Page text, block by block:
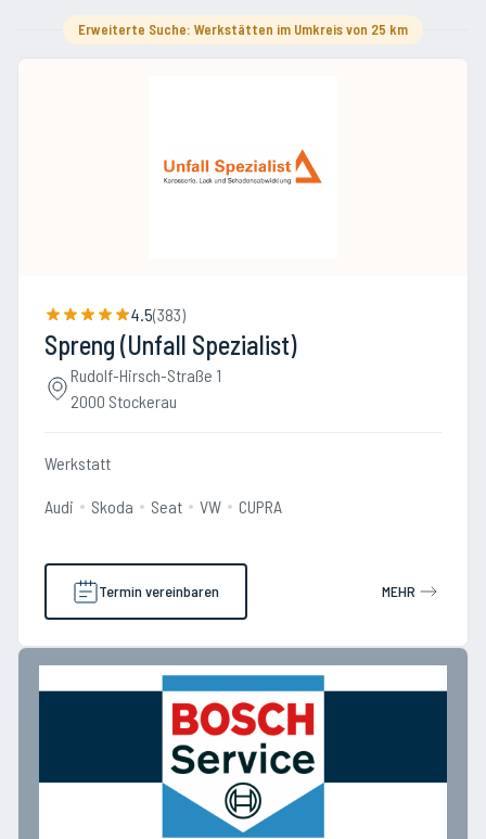
Erweiterte Suche: Werkstätten im Umkreis von 25 km
4.5(383)
Spreng (Unfall Spezialist)
Rudolf-Hirsch-Straße 1
2000 Stockerau
Werkstatt
Audi Skoda Seat VW CUPRA
Termin vereinbaren MEHR